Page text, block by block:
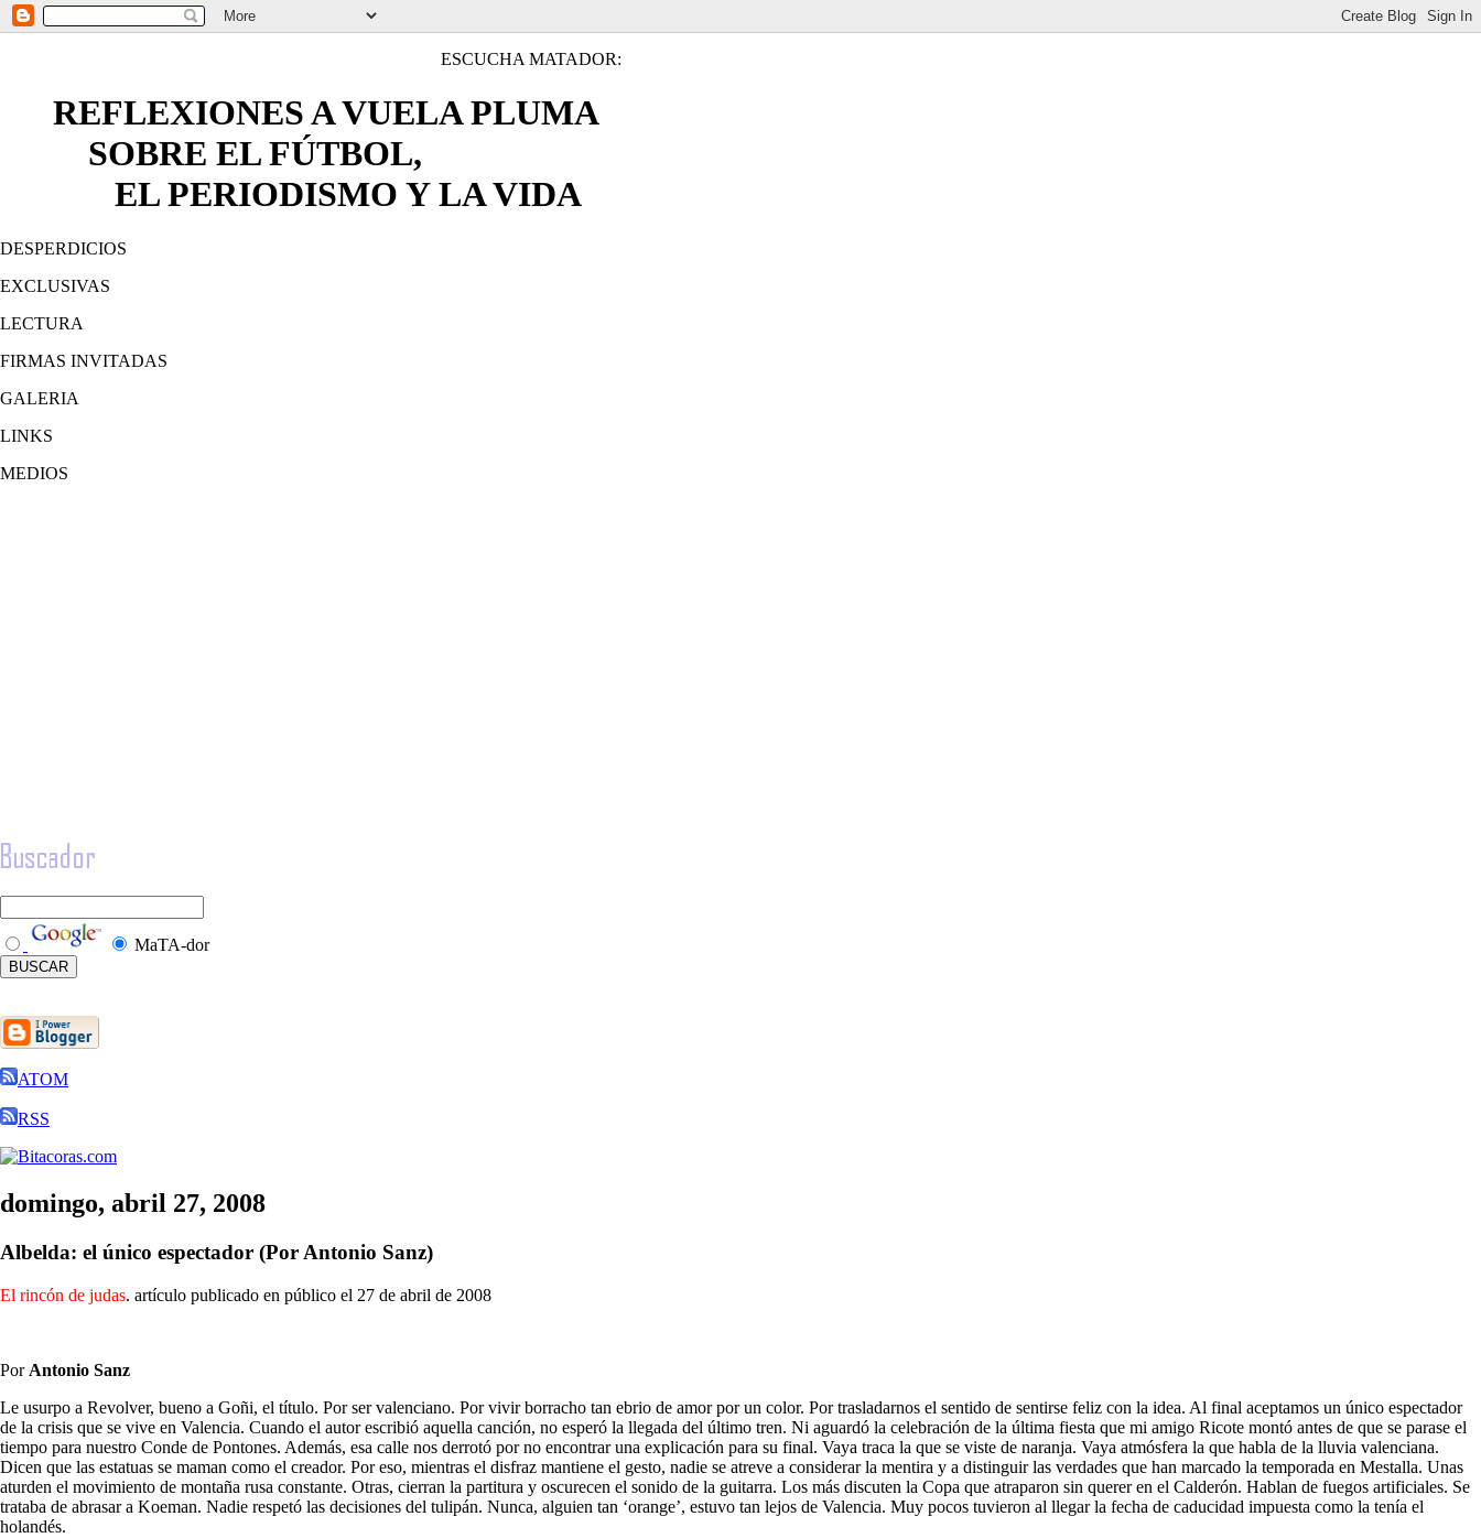
ESCUCHA MATADOR:
REFLEXIONES A VUELA PLUMA
SOBRE EL FÚTBOL,
EL PERIODISMO Y LA VIDA
DESPERDICIOS
EXCLUSIVAS
LECTURA
FIRMAS INVITADAS
GALERIA
LINKS
MEDIOS
MaTA-dor
ATOM
RSS
domingo, abril 27, 2008
Albelda: el único espectador (Por Antonio Sanz)
El rincón de judas. artículo publicado en público el 27 de abril de 2008
Por Antonio Sanz
Le usurpo a Revolver, bueno a Goñi, el título. Por ser valenciano. Por vivir borracho tan ebrio de amor por un color. Por trasladarnos el sentido de sentirse feliz con la idea. Al final aceptamos un único espectador
de la crisis que se vive en Valencia. Cuando el autor escribió aquella canción, no esperó la llegada del último tren. Ni aguardó la celebración de la última fiesta que mi amigo Ricote montó antes de que se parase el
tiempo para nuestro Conde de Pontones. Además, esa calle nos derrotó por no encontrar una explicación para su final. Vaya traca la que se viste de naranja. Vaya atmósfera la que habla de la lluvia valenciana.
Dicen que las estatuas se maman como el creador. Por eso, mientras el disfraz mantiene el gesto, nadie se atreve a considerar la mentira y a distinguir las verdades que han marcado la temporada en Mestalla. Unas
aturden el movimiento de montaña rusa constante. Otras, cierran la partitura y oscurecen el sonido de la guitarra. Los más discuten la Copa que atraparon sin querer en el Calderón. Hablan de fuegos artificiales. Se
trataba de abrasar a Koeman. Nadie respetó las decisiones del tulipán. Nunca, alguien tan ‘orange’, estuvo tan lejos de Valencia. Muy pocos tuvieron al llegar la fecha de caducidad impuesta como la tenía el
holandés.